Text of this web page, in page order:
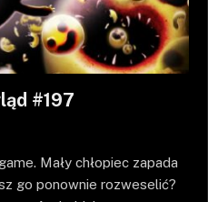
#197
Mały chłopiec zapada
go ponownie rozweselić?